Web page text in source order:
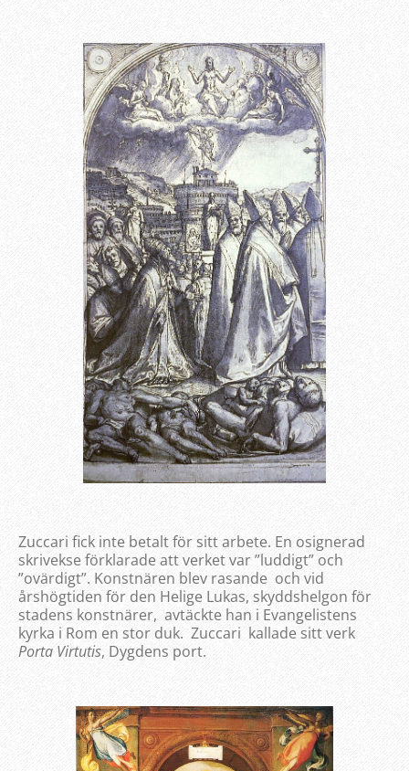
Zuccari fick inte betalt för sitt arbete. En osignerad
skrivekse förklarade att verket var ”luddigt” och
”ovärdigt”. Konstnären blev rasande och vid
årshögtiden för den Helige Lukas, skyddshelgon för
stadens konstnärer, avtäckte han i Evangelistens
kyrka i Rom en stor duk. Zuccari kallade sitt verk
Porta Virtutis, Dygdens port.